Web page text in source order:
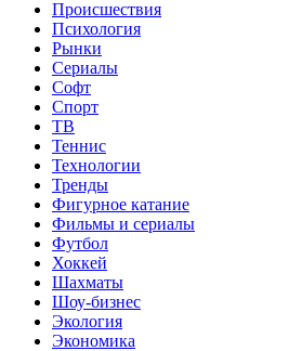
Происшествия
Психология
Рынки
Сериалы
Софт
Спорт
ТВ
Теннис
Технологии
Тренды
Фигурное катание
Фильмы и сериалы
Футбол
Хоккей
Шахматы
Шоу-бизнес
Экология
Экономика